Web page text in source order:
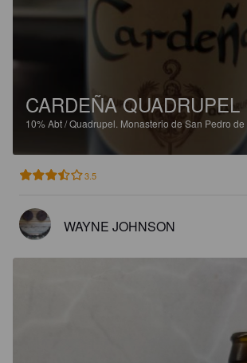
CARDEÑA QUADRUPEL
10%Abt / Quadrupel. Monasterio de San Pedro
3.5
WAYNE JOHNSON